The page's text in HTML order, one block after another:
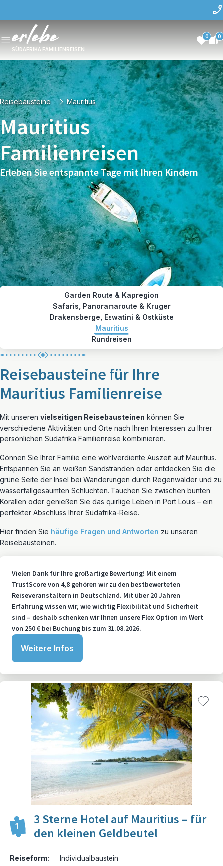
SÜDAFRIKA FAMILIENREISEN
0 0
Reisebausteine Mauritius
Mauritius
Familienreisen
Erleben Sie entspannte Tage mit Ihren Kindern
Garden Route & Kapregion
Safaris, Panoramaroute & Kruger
Drakensberge, Eswatini & Ostküste
Mauritius
Rundreisen
Reisebausteine für Ihre
Mauritius Familienreise
Mit unseren vielseitigen Reisebausteinen können Sie
verschiedene Aktivitäten und Orte nach Ihren Interessen zu Ihrer
persönlichen Südafrika Familienreise kombinieren.
Gönnen Sie Ihrer Familie eine wohlverdiente Auszeit auf Mauritius.
Entspannen Sie an weißen Sandstränden oder entdecken Sie die
grüne Seite der Insel bei Wanderungen durch Regenwälder und zu
wasserfallgesäumten Schluchten. Tauchen Sie zwischen bunten
Korallen oder genießen Sie das quirlige Leben in Port Louis – ein
perfekter Abschluss Ihrer Südafrika-Reise.
Hier finden Sie häufige Fragen und Antworten zu unseren
Reisebausteinen.
Vielen Dank für Ihre großartige Bewertung! Mit einem
TrustScore von 4,8 gehören wir zu den bestbewerteten
Reiseveranstaltern in Deutschland. Mit über 20 Jahren
Erfahrung wissen wir, wie wichtig Flexibilität und Sicherheit
sind – deshalb schenken wir Ihnen unsere Flex Option im Wert
von 250 € bei Buchung bis zum 31.08.2026.
Weitere Infos
1
3 Sterne Hotel auf Mauritius – für
den kleinen Geldbeutel
Reiseform:
Individualbaustein